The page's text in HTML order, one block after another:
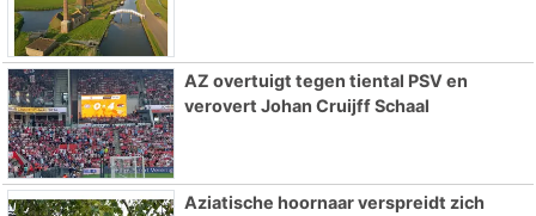
AZ overtuigt tegen tiental PSV en
verovert Johan Cruijff Schaal
Aziatische hoornaar verspreidt zich